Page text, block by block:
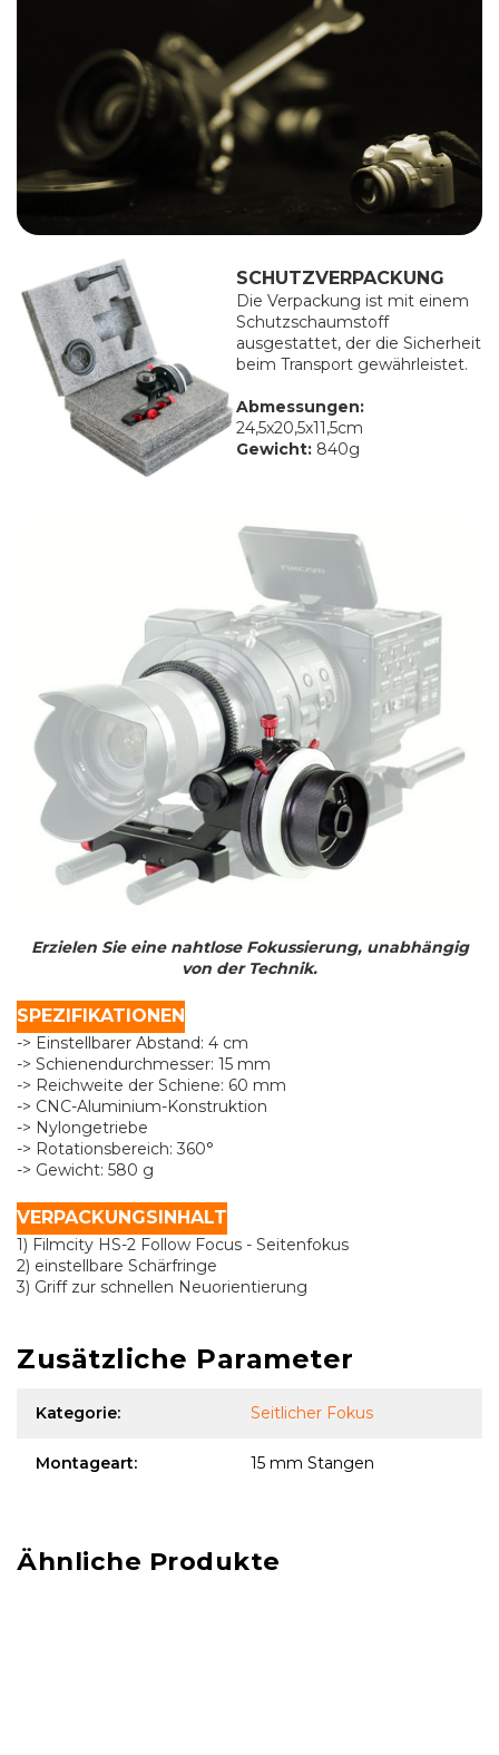
SCHUTZVERPACKUNG
Die Verpackung ist mit einem
Schutzschaumstoff
ausgestattet, der die Sicherheit
beim Transport gewährleistet.
Abmessungen:
24,5x20,5x11,5cm
Gewicht: 840g
Erzielen Sie eine nahtlose Fokussierung, unabhängig
von der Technik.
SPEZIFIKATIONEN
-> Einstellbarer Abstand: 4 cm
-> Schienendurchmesser: 15 mm
-> Reichweite der Schiene: 60 mm
-> CNC-Aluminium-Konstruktion
-> Nylongetriebe
-> Rotationsbereich: 360°
-> Gewicht: 580 g
VERPACKUNGSINHALT
1) Filmcity HS-2 Follow Focus - Seitenfokus
2) einstellbare Schärfringe
3) Griff zur schnellen Neuorientierung
Zusätzliche Parameter
Kategorie: Seitlicher Fokus
Montageart: 15 mm Stangen